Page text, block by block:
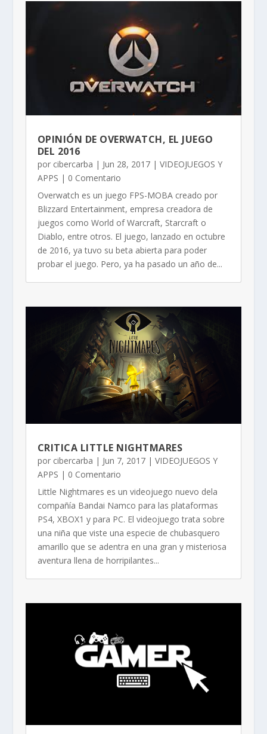
OPINIÓN DE OVERWATCH, EL JUEGO
DEL 2016
por cibercarba | Jun 28, 2017| VIDEOJUEGOS Y
APPS | 0 Comentario
Overwatch es un juego FPS-MOBA creado por
Blizzard Entertainment, empresa creadora de
juegos como World of Warcraft, Starcraft o
Diablo, entre otros. El juego, lanzado en octubre
de 2016, ya tuvo su beta abierta para poder
probar el juego. Pero, ya ha pasado un año de...
CRITICA LITTLE NIGHTMARES
por cibercarba | Jun 7, 2017| VIDEOJUEGOS Y
APPS | 0 Comentario
Little Nightmares es un videojuego nuevo dela
compañía Bandai Namco para las plataformas
PS4, XBOX1 y para PC. El videojuego trata sobre
una niña que viste una especie de chubasquero
amarillo que se adentra en una gran y misteriosa
aventura llena de horripilantes...